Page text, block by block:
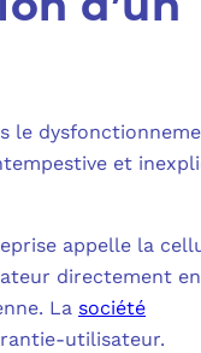
le
et
appelle la
directement
La société
utilisateur.